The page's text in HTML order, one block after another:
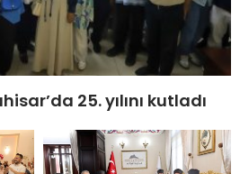
25. yılını kutladı